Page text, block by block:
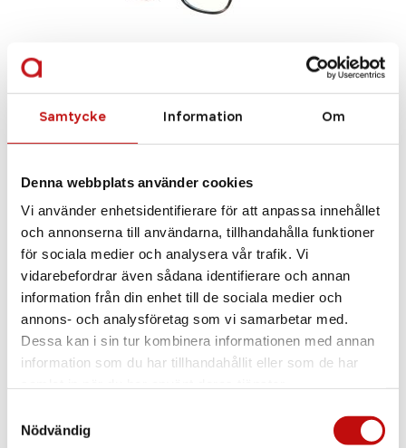
Samtycke Information Om
Denna webbplats använder cookies
Vi använder enhetsidentifierare för att anpassa innehållet
och annonserna till användarna, tillhandahålla funktioner
för sociala medier och analysera vår trafik. Vi
vidarebefordrar även sådana identifierare och annan
information från din enhet till de sociala medier och
annons- och analysföretag som vi samarbetar med.
Dessa kan i sin tur kombinera informationen med annan
information som du har tillhandahållit eller som de har
Nödvändig
Se alla bågar